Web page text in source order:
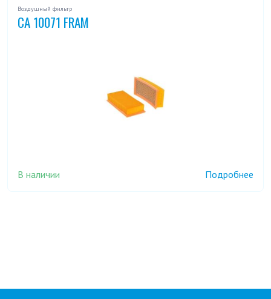
Воздушный фильтр
CA 10071 FRAM
В наличии Подробнее